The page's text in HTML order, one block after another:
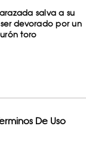
salva a su
devorado por un
toro
De Uso